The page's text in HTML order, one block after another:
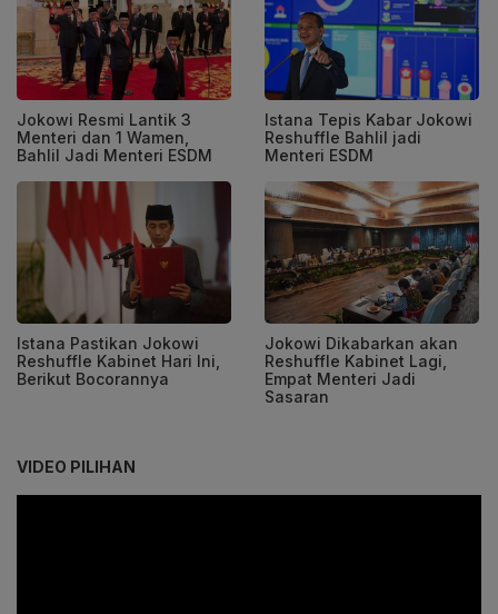
Jokowi Resmi Lantik 3
Menteri dan 1 Wamen,
Bahlil Jadi Menteri ESDM
Istana Tepis Kabar Jokowi
Reshuffle Bahlil jadi
Menteri ESDM
Istana Pastikan Jokowi
Reshuffle Kabinet Hari Ini,
Berikut Bocorannya
Jokowi Dikabarkan akan
Reshuffle Kabinet Lagi,
Empat Menteri Jadi
Sasaran
VIDEO PILIHAN